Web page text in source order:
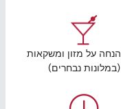
15% הנחה על מזון ומשקאות
(במלונות נבחרים)